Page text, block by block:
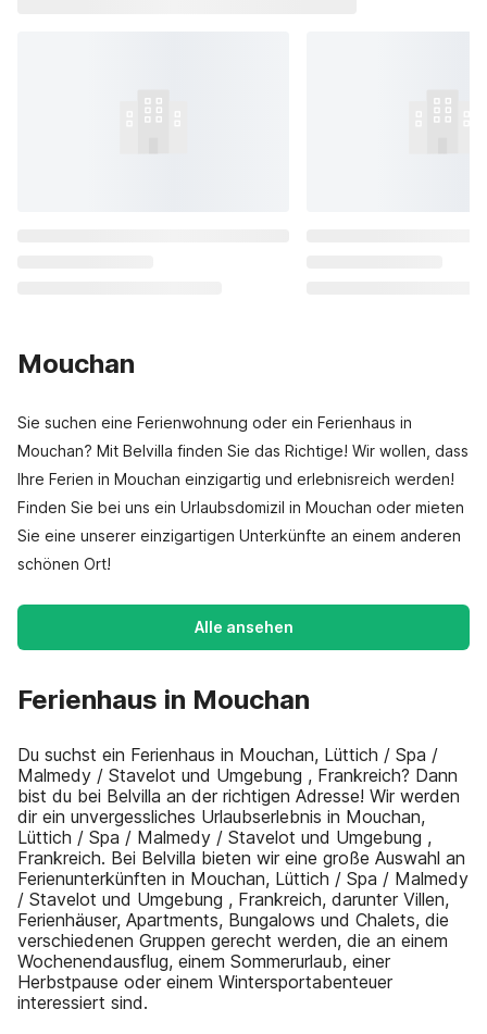
Mouchan
Sie suchen eine Ferienwohnung oder ein Ferienhaus in
Mouchan? Mit Belvilla finden Sie das Richtige! Wir wollen, dass
Ihre Ferien in Mouchan einzigartig und erlebnisreich werden!
Finden Sie bei uns ein Urlaubsdomizil in Mouchan oder mieten
Sie eine unserer einzigartigen Unterkünfte an einem anderen
schönen Ort!
Alle ansehen
Ferienhaus in Mouchan
Du suchst ein Ferienhaus in Mouchan, Lüttich / Spa /
Malmedy / Stavelot und Umgebung , Frankreich? Dann
bist du bei Belvilla an der richtigen Adresse! Wir werden
dir ein unvergessliches Urlaubserlebnis in Mouchan,
Lüttich / Spa / Malmedy / Stavelot und Umgebung ,
Frankreich. Bei Belvilla bieten wir eine große Auswahl an
Ferienunterkünften in Mouchan, Lüttich / Spa / Malmedy
/ Stavelot und Umgebung , Frankreich, darunter Villen,
Ferienhäuser, Apartments, Bungalows und Chalets, die
verschiedenen Gruppen gerecht werden, die an einem
Wochenendausflug, einem Sommerurlaub, einer
Herbstpause oder einem Wintersportabenteuer
interessiert sind.